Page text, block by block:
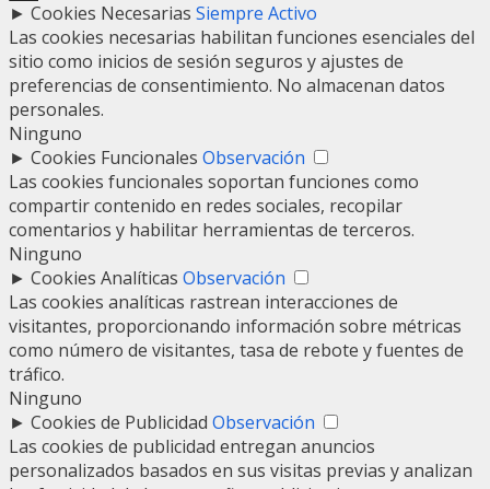
► Cookies Necesarias Siempre Activo
Las cookies necesarias habilitan funciones esenciales del
sitio como inicios de sesión seguros y ajustes de
preferencias de consentimiento. No almacenan datos
personales.
Ninguno
► Cookies Funcionales Observación
Las cookies funcionales soportan funciones como
compartir contenido en redes sociales, recopilar
comentarios y habilitar herramientas de terceros.
Ninguno
► Cookies Analíticas Observación
Las cookies analíticas rastrean interacciones de
visitantes, proporcionando información sobre métricas
como número de visitantes, tasa de rebote y fuentes de
tráfico.
Ninguno
► Cookies de Publicidad Observación
Las cookies de publicidad entregan anuncios
personalizados basados en sus visitas previas y analizan